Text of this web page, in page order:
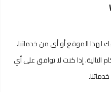
لهذا الموقع أو أي من خدماتنا،
التالية. إذا كنت لا توافق على أي